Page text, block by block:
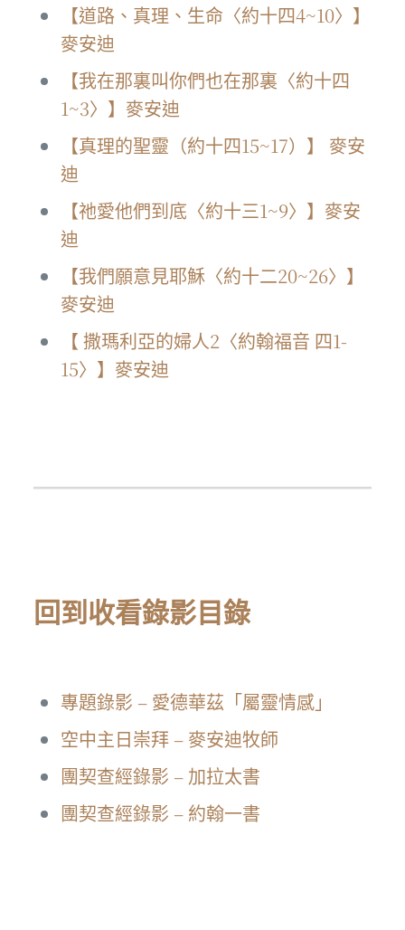
【道路、真理、生命〈約十四4~10〉】
麥安迪
【我在那裏叫你們也在那裏〈約十四
1~3〉】麥安迪
【真理的聖靈（約十四15~17）】 麥安
迪
【祂愛他們到底〈約十三1~9〉】麥安
迪
【我們願意見耶穌〈約十二20~26〉】
麥安迪
【 撒瑪利亞的婦人2〈約翰福音 四1-
15〉】麥安迪
回到收看錄影目錄
專題錄影 – 愛德華茲「屬靈情感」
空中主日崇拜 – 麥安迪牧師
團契查經錄影 – 加拉太書
團契查經錄影 – 約翰一書